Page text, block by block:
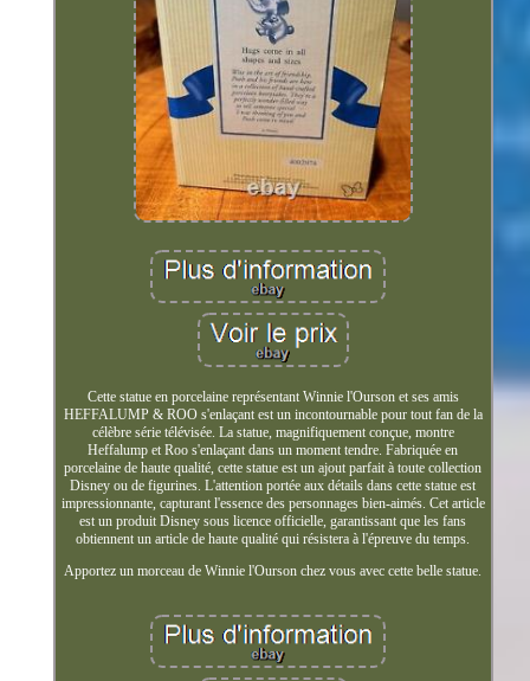
Cette statue en porcelaine représentant Winnie l'Ourson et ses amis
HEFFALUMP & ROO s'enlaçant est un incontournable pour tout fan de la
célèbre série télévisée. La statue, magnifiquement conçue, montre
Heffalump et Roo s'enlaçant dans un moment tendre. Fabriquée en
porcelaine de haute qualité, cette statue est un ajout parfait à toute collection
Disney ou de figurines. L'attention portée aux détails dans cette statue est
impressionnante, capturant l'essence des personnages bien-aimés. Cet article
est un produit Disney sous licence officielle, garantissant que les fans
obtiennent un article de haute qualité qui résistera à l'épreuve du temps.
Apportez un morceau de Winnie l'Ourson chez vous avec cette belle statue.